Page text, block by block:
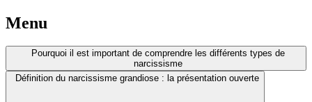
Menu
Pourquoi il est important de comprendre les différents types de
narcissisme
Définition du narcissisme grandiose : la présentation ouverte